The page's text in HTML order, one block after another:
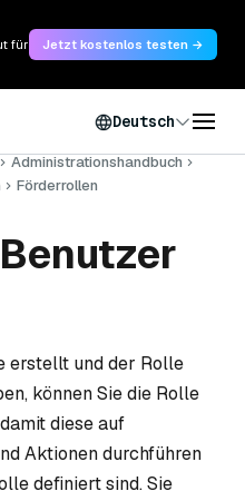
für
Jetzt kostenlos testen →
Deutsch
Administrationshandbuch
Förderrollen
erstellt und der Rolle
können Sie die Rolle
diese auf
Aktionen durchführen
definiert sind. Sie